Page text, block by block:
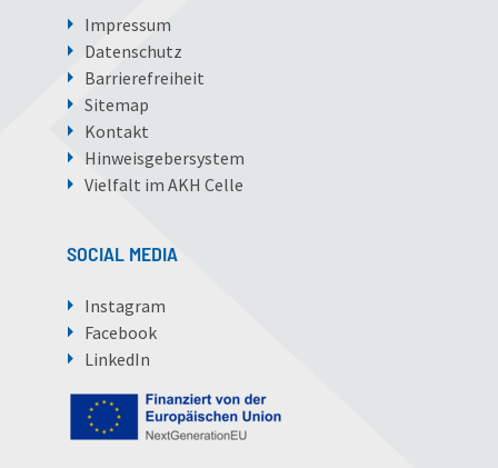
Impressum
Datenschutz
Barrierefreiheit
Sitemap
Kontakt
Hinweisgebersystem
Vielfalt im AKH Celle
SOCIAL MEDIA
Instagram
Facebook
LinkedIn